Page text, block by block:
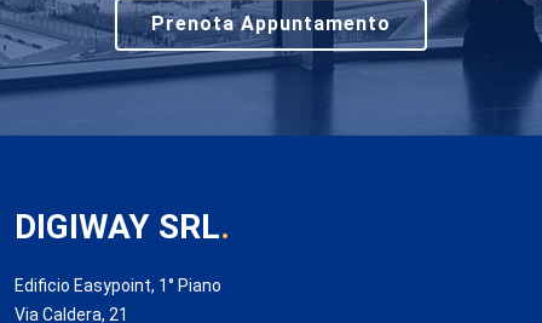
Prenota Appuntamento
DIGIWAY SRL.
Edificio Easypoint, 1° Piano
Via Caldera, 21